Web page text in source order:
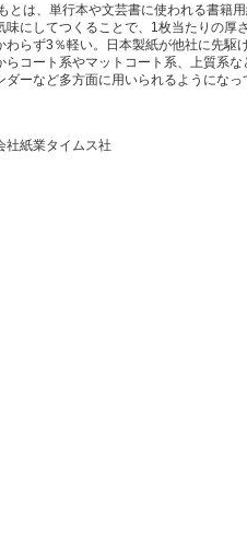
とは、単行本や文芸書に使われる書籍
味にしてつくることで、1枚当たりの
わらず3％軽い。日本製紙が他社に先
らコート系やマットコート系、上質系
ダーなど多方面に用いられるようになっ
典：「知ってお
社紙業タイムス社